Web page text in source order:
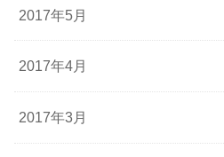
2017年5月
2017年4月
2017年3月